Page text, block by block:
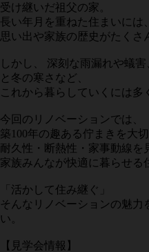
受け継いだ祖父の家。
長い年月を重ねた住まいには
思い出や家族の歴史がたくさ
しかし、 深刻な雨漏れや蟻
と冬の寒さなど、
これから暮らしていくには多
今回のリノベーションでは、
築100年の趣ある佇まきを大
耐久性・断熱性・家事動線を
家族みんなが快適に暮らせる
「活かして住み継ぐ」
そんなリノベーションの魅力
い。
【見学会情報】